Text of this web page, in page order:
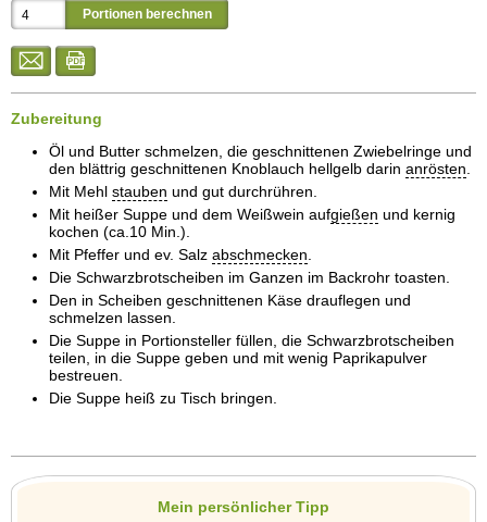
Zubereitung
Öl und Butter schmelzen, die geschnittenen Zwiebelringe und
den blättrig geschnittenen Knoblauch hellgelb darin anrösten
Mit Mehl stauben und gut durchrühren.
Mit heißer Suppe und dem Weißwein aufgießen und kernig
kochen (ca.10 Min.).
Mit Pfeffer und ev. Salz abschmecken
Die Schwarzbrotscheiben im Ganzen im Backrohr toasten.
Den in Scheiben geschnittenen Käse drauflegen und
schmelzen lassen.
Die Suppe in Portionsteller füllen, die Schwarzbrotscheiben
teilen, in die Suppe geben und mit wenig Paprikapulver
bestreuen.
Die Suppe heiß zu Tisch bringen.
Mein persönlicher Tipp